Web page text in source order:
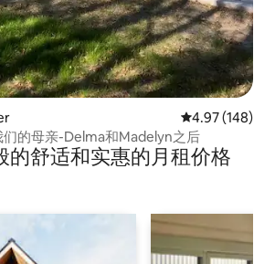
平均评分 4.97
4.97 (148)
的母亲-Delma和Madelyn之后
的舒适和实惠的月租价格